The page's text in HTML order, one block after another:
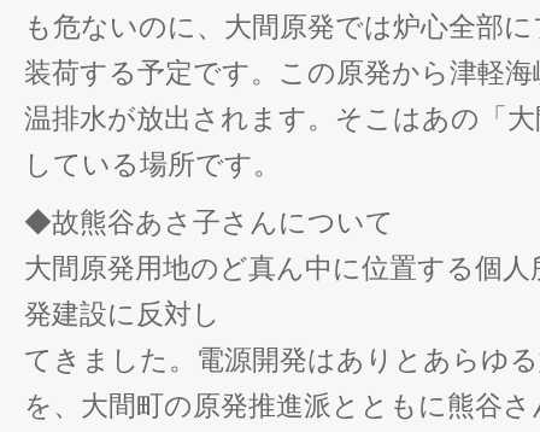
も危ないのに、大間原発では炉心全部
装荷する予定です。この原発から津軽
温排水が放出されます。そこはあの「
している場所です。
◆故熊谷あさ子さんについて
大間原発用地のど真ん中に位置する個
発建設に反対し
てきました。電源開発はありとあらゆ
を、大間町の原発推進派とともに熊谷